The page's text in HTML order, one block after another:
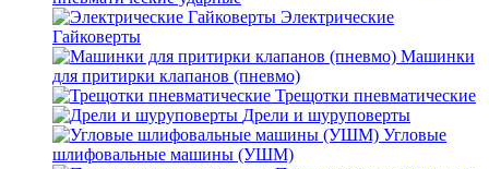
Электрические
Гайковерты
Машинки
для притирки клапанов (пневмо)
Трещотки пневматические
Дрели и шуруповерты
Угловые
шлифовальные машины (УШМ)